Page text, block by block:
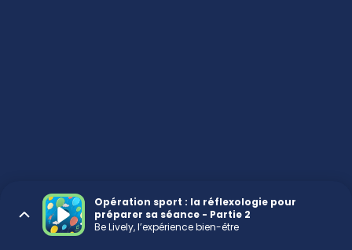
Opération sport : la réflexologie pour
préparer sa séance - Partie 2
Be Lively, l’expérience bien-être